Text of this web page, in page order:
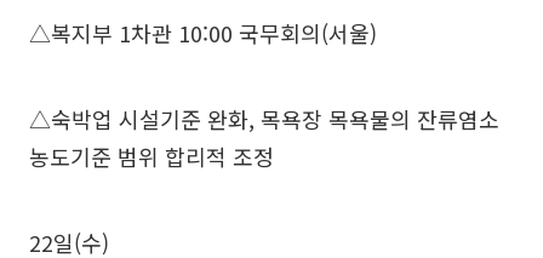
△복지부 1차관 10:00 국무회의(서울)
△숙박업 시설기준 완화, 목욕장 목욕물의 잔류염소
농도기준 범위 합리적 조정
22일(수)